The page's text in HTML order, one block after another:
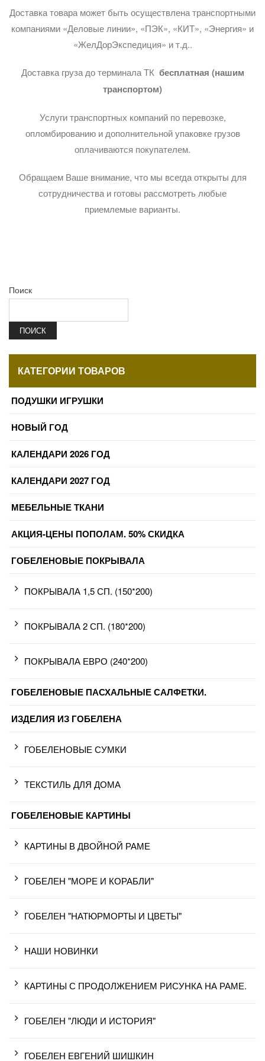
Доставка товара может быть осуществлена транспортными
компаниями «Деловые линии», «ПЭК», «КИТ», «Энергия» и
«ЖелДорЭкспедиция» и т.д..
Доставка груза до терминала ТК бесплатная (нашим
транспортом)
Услуги транспортных компаний по перевозке,
опломбированию и дополнительной упаковке грузов
оплачиваются покупателем.
Обращаем Ваше внимание, что мы всегда открыты для
сотрудничества и готовы рассмотреть любые
приемлемые варианты.
Поиск
ПОИСК
КАТЕГОРИИ ТОВАРОВ
ПОДУШКИ ИГРУШКИ
НОВЫЙ ГОД
КАЛЕНДАРИ 2026 ГОД
КАЛЕНДАРИ 2027 ГОД
МЕБЕЛЬНЫЕ ТКАНИ
АКЦИЯ-ЦЕНЫ ПОПОЛАМ. 50% СКИДКА
ГОБЕЛЕНОВЫЕ ПОКРЫВАЛА
ПОКРЫВАЛА 1,5 СП. (150*200)
ПОКРЫВАЛА 2 СП. (180*200)
ПОКРЫВАЛА ЕВРО (240*200)
ГОБЕЛЕНОВЫЕ ПАСХАЛЬНЫЕ САЛФЕТКИ.
ИЗДЕЛИЯ ИЗ ГОБЕЛЕНА
ГОБЕЛЕНОВЫЕ СУМКИ
ТЕКСТИЛЬ ДЛЯ ДОМА
ГОБЕЛЕНОВЫЕ КАРТИНЫ
КАРТИНЫ В ДВОЙНОЙ РАМЕ
ГОБЕЛЕН "МОРЕ И КОРАБЛИ"
ГОБЕЛЕН "НАТЮРМОРТЫ И ЦВЕТЫ"
НАШИ НОВИНКИ
КАРТИНЫ С ПРОДОЛЖЕНИЕМ РИСУНКА НА РАМЕ.
ГОБЕЛЕН "ЛЮДИ И ИСТОРИЯ"
ГОБЕЛЕН ЕВГЕНИЙ ШИШКИН